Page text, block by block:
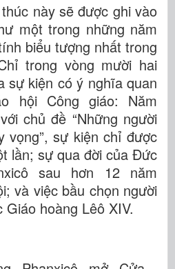
này sẽ được ghi vào
một trong những năm
biểu tượng nhất trong
trong vòng mười hai
sự kiện có ý nghĩa quan
hội Công giáo: Năm
chủ đề “Những người
vọng”, sự kiện chỉ được
lần; sự qua đời của Đức
sau hơn 12 năm
và việc bầu chọn người
hoàng Lêô XIV.